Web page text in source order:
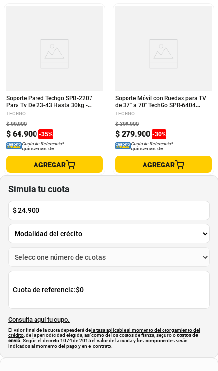
Soporte Pared Techgo SPB-2207
Para Tv De 23-43 Hasta 30kg -
Brazo Extensible Articulado de
TECHGO
$ 64.900 -35%
$ 99.900
Cuota de Referencia*
quincenas de
AGREGAR
Soporte Móvil con Ruedas para TV
de 37'' a 70'' TechGo SPR-6404
hasta 70Kg + 2 Repisas
TECHGO
$ 279.900 -30%
$ 399.900
Cuota de Referencia*
quincenas de
AGREGAR
Simula tu cuota
$24.900
Cuota de referencia:$0
Consulta aquí tu cupo.
El valor final de la cuota dependerá de la tasa aplicable al momento del otorgamiento del
crédito , de la periodicidad elegida, así como de los costos de fianza, seguro ocostos de
envió. Según el decreto 1074 de 2015 el valor de la cuota y los componentes serán
indicados al momento del pago y en el contrato.